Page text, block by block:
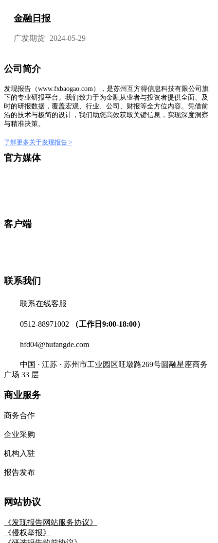
金融日报
广发期货 2024-05-29
公司简介
发现报告（www.fxbaogao.com），是苏州互方得信息科技有限公司旗
下的专业研报平台。我们致力于为金融从业者与投资者提供全面、及
时的研报数据，覆盖宏观、行业、公司、财报等全方位内容。凭借前
沿的技术与极简的设计，我们助您高效获取关键信息，实现深度洞察
与精准决策。
了解更多关于发现报告 >
官方媒体
客户端
联系我们
联系在线客服
0512-88971002 （工作日9:00-18:00）
hfd04@hufangde.com
中国 · 江苏 · 苏州市工业园区旺墩路269号圆融星座商务
广场 33 层
商业服务
商务合作
企业采购
机构入驻
报告发布
网站协议
《发现报告网站服务协议》
《侵权举报》